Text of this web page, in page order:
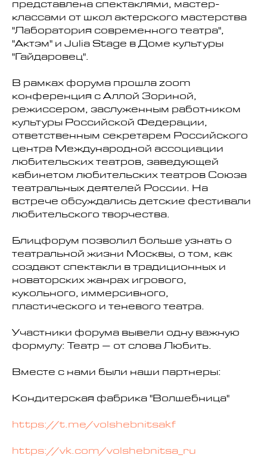
представлена спектаклями, мастер-
классами от школ актерского мастерства
"Лаборатория современного театра",
"Актэм" и Julia Stage в Доме культуры
"Гайдаровец".
В рамках форума прошла zoom
конференция с Аллой Зориной,
режиссером, заслуженным работником
культуры Российской Федерации,
ответственным секретарем Российского
центра Международной ассоциации
любительских театров, заведующей
кабинетом любительских театров Союза
театральных деятелей России. На
встрече обсуждались детские фестивали
любительского творчества.
Блицфорум позволил больше узнать о
театральной жизни Москвы, о том, как
создают спектакли в традиционных и
новаторских жанрах игрового,
кукольного, иммерсивного,
пластического и теневого театра.
Участники форума вывели одну важную
формулу: Театр – от слова Любить.
Вместе с нами были наши партнеры:
Кондитерская фабрика "Волшебница"
https://t.me/volshebnitsakf
https://vk.com/volshebnitsa_ru